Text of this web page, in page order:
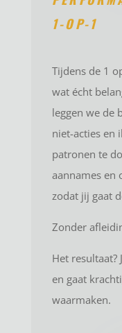
1-OP-1
Tijdens de 1
wat écht
leggen we de
niet-acties en
patronen te
aannames en
zodat jij gaat
Zonder
Het resultaat?
en gaat
waarmaken.